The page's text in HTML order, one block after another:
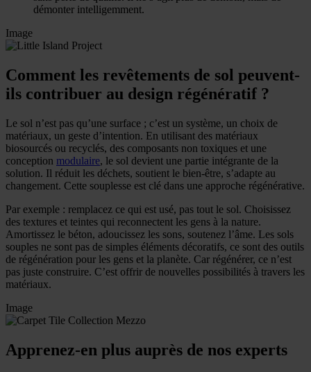
démonter intelligemment.
Image
Comment les revêtements de sol peuvent-
ils contribuer au design régénératif ?
Le sol n’est pas qu’une surface ; c’est un système, un choix de
matériaux, un geste d’intention. En utilisant des matériaux
biosourcés ou recyclés, des composants non toxiques et une
conception modulaire, le sol devient une partie intégrante de la
solution. Il réduit les déchets, soutient le bien-être, s’adapte au
changement. Cette souplesse est clé dans une approche régénérative.
Par exemple : remplacez ce qui est usé, pas tout le sol. Choisissez
des textures et teintes qui reconnectent les gens à la nature.
Amortissez le béton, adoucissez les sons, soutenez l’âme. Les sols
souples ne sont pas de simples éléments décoratifs, ce sont des outils
de régénération pour les gens et la planète. Car régénérer, ce n’est
pas juste construire. C’est offrir de nouvelles possibilités à travers les
matériaux.
Image
Apprenez-en plus auprès de nos experts